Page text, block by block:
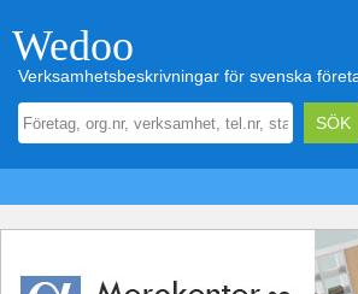
Wedoo
Verksamhetsbeskrivningar för svenska